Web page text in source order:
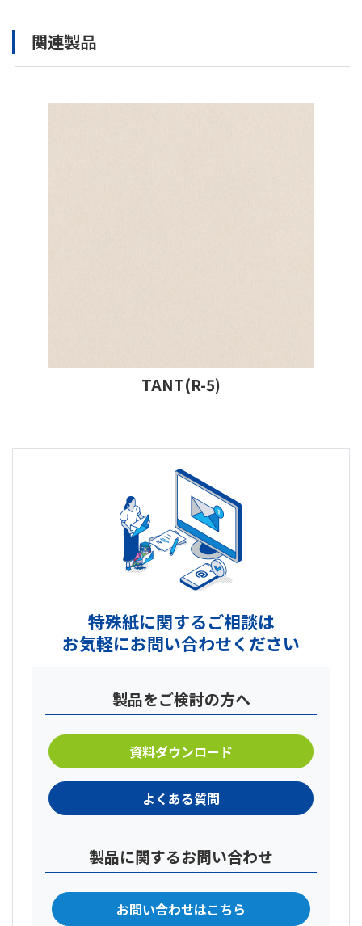
関連製品
TANT(R-5)
特殊紙に関するご相談は
お気軽にお問い合わせください
製品をご検討の方へ
資料ダウンロード
よくある質問
製品に関するお問い合わせ
お問い合わせはこちら